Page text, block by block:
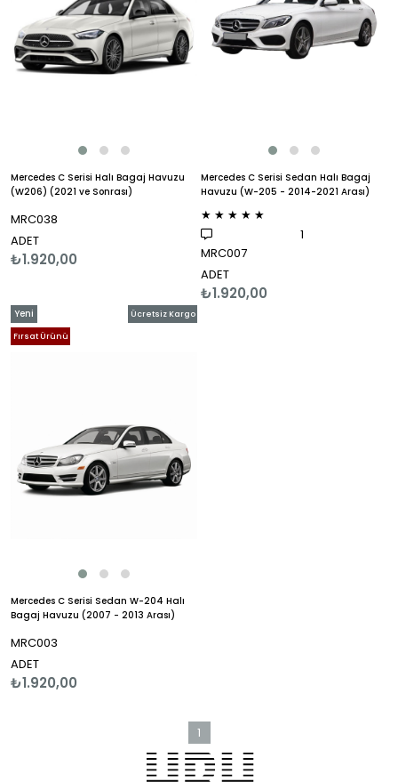
Mercedes C Serisi Halı Bagaj Havuzu
(W206) (2021 ve Sonrası)
MRC038
ADET
₺1.920,00
Mercedes C Serisi Sedan Halı Bagaj
Havuzu (W-205 - 2014-2021 Arası)
★ ★ ★ ★ ★
1
MRC007
ADET
₺1.920,00
Mercedes C Serisi Sedan W-204 Halı
Bagaj Havuzu (2007 - 2013 Arası)
MRC003
ADET
₺1.920,00
Ücretsiz Kargo
Yeni
Ürün
Fırsat Ürünü
1